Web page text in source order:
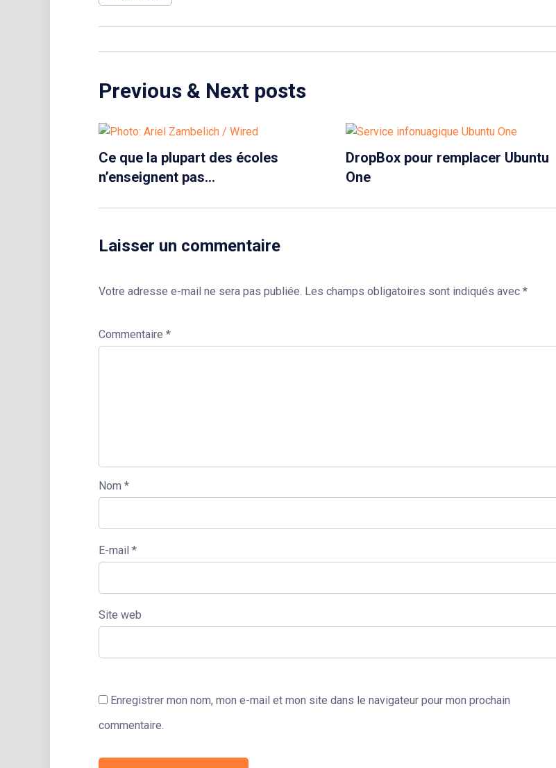
Previous & Next posts
Ce que la plupart des écoles
n’enseignent pas…
DropBox pour remplacer Ubuntu
One
Laisser un commentaire
Votre adresse e-mail ne sera pas publiée. Les champs obligatoires sont indiqués avec *
Commentaire *
Nom *
E-mail *
Site web
Enregistrer mon nom, mon e-mail et mon site dans le navigateur pour mon prochain
commentaire.